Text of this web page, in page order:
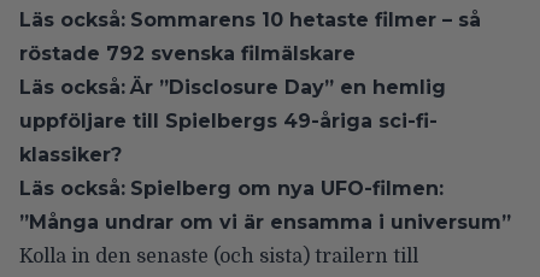
Läs också: Sommarens 10 hetaste filmer – så
röstade 792 svenska filmälskare
Läs också: Är ”Disclosure Day” en hemlig
uppföljare till Spielbergs 49-åriga sci-fi-
klassiker?
Läs också: Spielberg om nya UFO-filmen:
”Många undrar om vi är ensamma i universum”
Kolla in den senaste (och sista) trailern till